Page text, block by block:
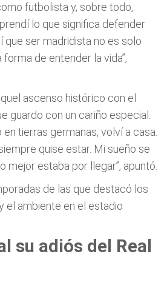
futbolista y, sobre todo,
lo que significa defender
que ser madridista no es solo
de entender la vida”,
ascenso histórico con el
guardo con un cariño especial.
en tierras germanas, volví a casa.
quise estar. Mi sueño se
mejor estaba por llegar”, apuntó.
de las que destacó los
el ambiente en el estadio
su adiós del Real